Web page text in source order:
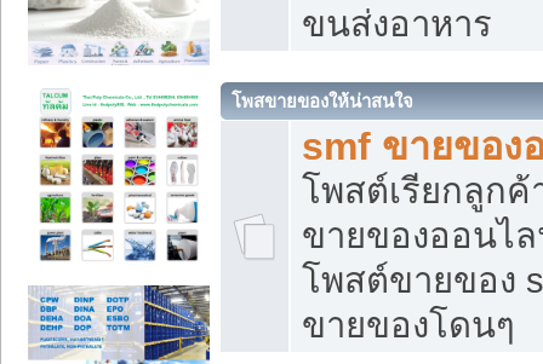
ขนส่งอาหาร
โพสขายของให้น่าสนใจ
smf ขายของ
โพสต์เรียกลูกค้
ขายของออนไ
โพสต์ขายของ
ขายของโดนๆ